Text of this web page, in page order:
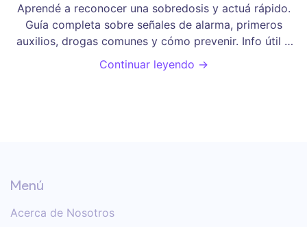
Aprendé a reconocer una sobredosis y actuá rápido.
Guía completa sobre señales de alarma, primeros
auxilios, drogas comunes y cómo prevenir. Info útil y
directa.
Continuar leyendo →
Menú
Acerca de Nosotros